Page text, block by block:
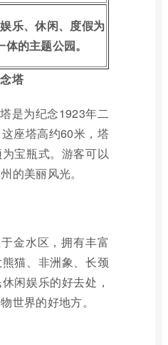
乐、休闲、度假为
体的主题公园。
塔
是为纪念1923年二
座塔高约60米，塔
宝瓶式。游客可以
的美丽风光。
金水区，拥有丰富
猫、非洲象、长颈
闲娱乐的好去处，
世界的好地方。